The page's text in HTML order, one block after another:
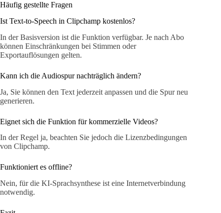
Häufig gestellte Fragen
Ist Text-to-Speech in Clipchamp kostenlos?
In der Basisversion ist die Funktion verfügbar. Je nach Abo
können Einschränkungen bei Stimmen oder
Exportauflösungen gelten.
Kann ich die Audiospur nachträglich ändern?
Ja, Sie können den Text jederzeit anpassen und die Spur neu
generieren.
Eignet sich die Funktion für kommerzielle Videos?
In der Regel ja, beachten Sie jedoch die Lizenzbedingungen
von Clipchamp.
Funktioniert es offline?
Nein, für die KI-Sprachsynthese ist eine Internetverbindung
notwendig.